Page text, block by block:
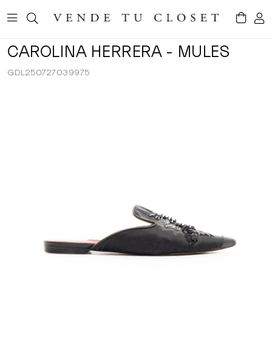
CAROLINA HERRERA - MULES
GDL250727039975